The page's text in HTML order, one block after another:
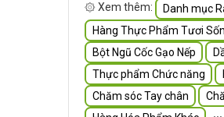
۞ Xem thêm: Danh mục
Hàng Thực Phẩm Tươi
Bột Ngũ Cốc Gạo Nếp
Thực phẩm Chức năng
Chăm sóc Tay chân